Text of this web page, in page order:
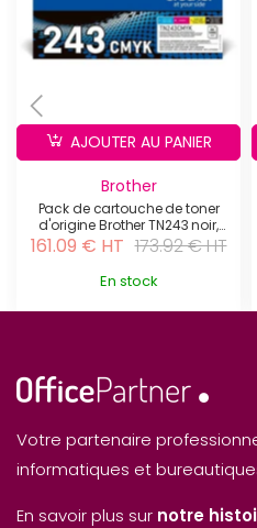
Brother
Pack de cartouche de toner
d'origine Brother TN243 noir,
cyan, magenta, jaune -
TN243-CMYK
161.09 € HT 173.92 € HT
En stock
AJOUTER AU PANIER
Votre partenaire
informatiques et
En savoir plus sur notre